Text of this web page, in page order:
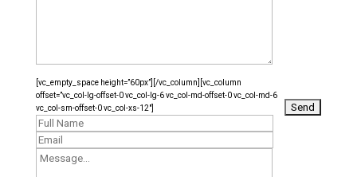
[vc_empty_space height=”60px”][/vc_column][vc_column
offset=”vc_col-lg-offset-0 vc_col-lg-6 vc_col-md-offset-0 vc_col-md-6
vc_col-sm-offset-0 vc_col-xs-12″]